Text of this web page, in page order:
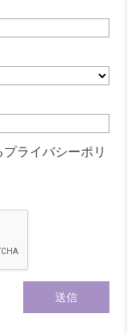
ラ​​イバシーポリ